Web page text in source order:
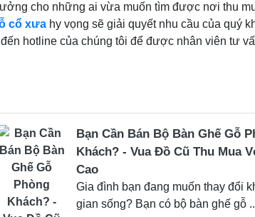
cho những ai vừa muốn tìm được nơi thu
cổ xưa hy vọng sẽ giải quyết nhu cầu của quý
hotline của chúng tôi để được nhân viên tư
Bạn Cần Bán Bộ Bàn Ghế Gỗ
Khách? - Vua Đồ Cũ Thu Mua
Cao
Gia đình bạn đang muốn thay đổi
gian sống? Bạn có bộ bàn ghế gỗ